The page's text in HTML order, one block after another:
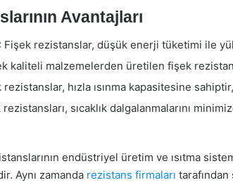
Avantajları
: Fişek rezistanslar, düşük enerji tüketimi ile
kaliteli malzemelerden üretilen fişek
rezistanslar, hızla ısınma kapasitesine
rezistansları, sıcaklık dalgalanmalarını
endüstriyel üretim ve ısıtma
Aynı zamanda rezistans firmaları